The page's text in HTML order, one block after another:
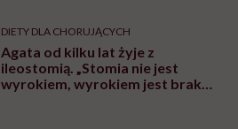
DIETY DLA CHORUJĄCYCH
Agata od kilku lat żyje z
ileostomią. „Stomia nie jest
wyrokiem, wyrokiem jest brak